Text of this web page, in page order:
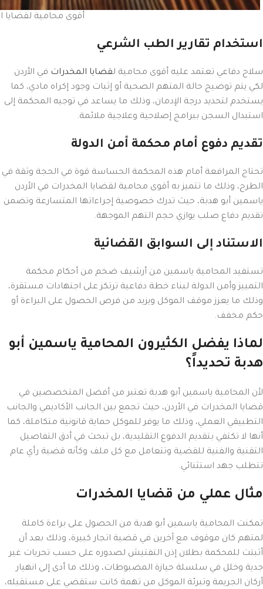
أقوى محامية لقضايا
استخدام تقارير الطب الشرعي
سلاح دفاعي تعتمد عليه أقوى محامية لقضايا المخدرات في الأردن
لكي يتم توضيح حالة المتهم الصحية أو إثبات وجود إكراه مادي، كما
يستخدم لتحديد درجة الإدمان، وذلك ما يساعد في توجيه المحكمة إلى
استبدال السجن ببرامج إصلاحية وعلاجية ملائمة.
تقديم دفوع أمام محكمة أمن الدولة
تحتاج المرافعة أمام هذه المحكمة الحساسة قوة في الحجة وثقة في
الطرح، وذلك ما تتميز به أقوى محامية لقضايا المخدرات في الأردن
ياسمين أبو هدبة، حيث تدرك خصوصية إجراءاتها المتسارعة وتضمن
تقديم دفاع صلب يوازي حجم التهم الموجهة.
الاستناد إلى السوابق القضائية
تستفيد المحامية ياسمين من أرشيف ضخم من أحكام محكمة
التمييز وأمن الدولة لبناء خطة دفاعية ترتكز على اجتهادات مستقرة،
وذلك ما يعزز موقف الموكل ويزيد من فرص الحصول على البراءة أو
حكم مخفف.
لماذا يفضل الكثيرون المحامية ياسمين أبو
هدبة تحديداً؟
لأن المحامية ياسمين أبو هدبة تعتبر من أفضل المتخصصين في
قضايا المخدرات في الأردن، حيث تجمع بين الجانب الأكاديمي والجانب
التطبيقي العملي، وذلك ما يوفر للموكل حماية قانونية متكاملة، كما
أنها لا تكتفي بتقديم الدفوع التقليدية، بل تبحث في أدق التفاصيل
التقنية والفنية للقضية وتتعامل مع كل ملف وكأنه قضية رأي عام
تتطلب جهد استثنائي.
مثال عملي من قضايا المخدرات
تمكنت المحامية ياسمين أبو هدبة من الحصول على براءة كاملة
لمتهم كان موقوف مع آخرين في قضية اتجار كبيرة، وذلك بعد أن
أثبتت للمحكمة بطلان إذن التفتيش لصدوره على حسب تحريات غير
جدية وخلل في سلسلة حيازة المضبوطات، وذلك ما أدى إلى انهيار
أركان الجريمة وتبرئة الموكل من تهمة كانت ستقضي على مستقبله،